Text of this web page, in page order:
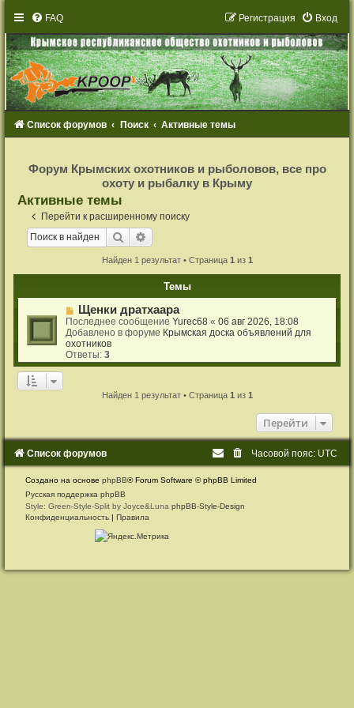
FAQ Вход
Регистрация
Список форумов Поиск Активные темы
с
т
Форум Крымских охотников и рыболовов, все про
охоту и рыбалку в Крыму
Активные темы
Перейти к расширенному поиску
Поиск
Найден 1 результат • Страница 1 из 1
Темы
Н
о
в
о
е
с
и
е
Щенки дратхаара
Последнее сообщениеYurec68 «06 авг 2026, 18:08
Добавлено в форуме Крымская доска объявлений для
охотников
Ответы:3
Найден 1 результат • Страница 1 из 1
Перейти
Список форумов Часовой пояс: UTC
Создано на основеphpBB® Forum Software © phpBB Limited
Русская поддержка phpBB
Style: Green-Style-Split by Joyce&LunaphpBB-Style-Design
Конфиденциальность |Правила